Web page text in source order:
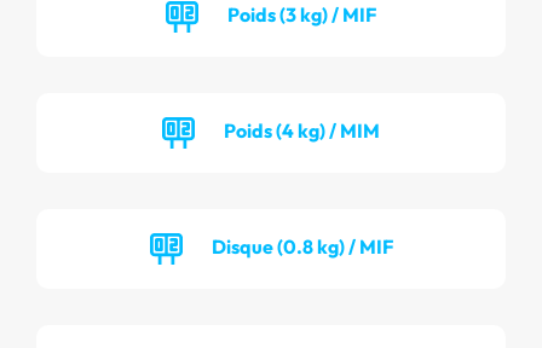
Poids (3 kg) / MIF
Poids (4 kg) / MIM
Disque (0.8 kg) / MIF